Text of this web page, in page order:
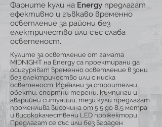
Фарните кули на Energy предлагат
ефективно и гъвкаво временно
осветление за райони без
електричество или със слаба
осветеност.
Кулите за осветление от гамата
MIDNIGHT на Energy са проектирани да
осигуряват временно осветление в зони
без електричество или с ниска
осветеност. Идеални за строителни
обекти, спортни терени, къмпинги и
аварийни ситуации, тези кули предлагат
променлива височина от 5,5 до 8,5 метра
и висококачествени LED прожектори.
Предлагат се със или без вграден